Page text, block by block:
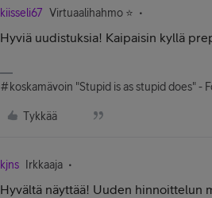
kiisseli67 Virtuaalihahmo ⭐️
Hyviä uudistuksia! Kaipaisin kyllä
#koskamävoin "Stupid is as stupid does" -
Tykkää
kjns Irkkaaja
Hyvältä näyttää! Uuden hinnoittelun